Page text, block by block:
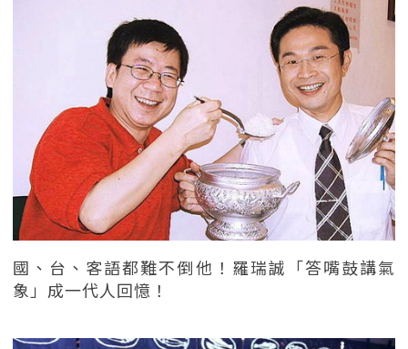
國、台、客語都難不倒他！羅瑞誠「答嘴鼓講氣
象」成一代人回憶！